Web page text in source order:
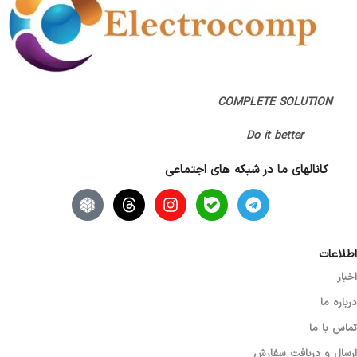
نوع اتصال بلوتوث / دانگل
اصالت کالا
COMPLETE SOLUTION
Do it better
کانالهای ما در شبکه های اجتماعی
اطلاعات
اخبار
درباره ما
تماس با ما